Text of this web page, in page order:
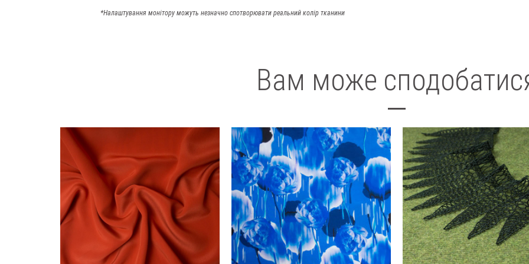
*Налаштування монітору можуть незначно спотворювати реальний колір тканини
Вам може